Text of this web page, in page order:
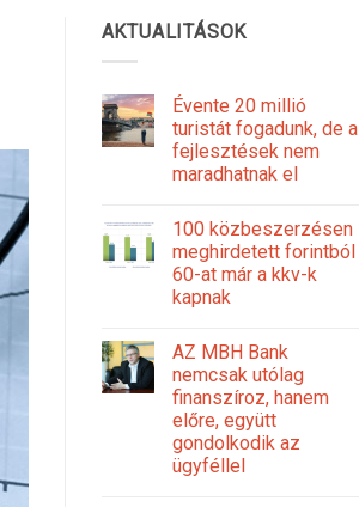
AKTUALITÁSOK
Évente 20 millió
turistát fogadunk, de a
fejlesztések nem
maradhatnak el
100 közbeszerzésen
meghirdetett forintból
60-at már a kkv-k
kapnak
AZ MBH Bank
nemcsak utólag
finanszíroz, hanem
előre, együtt
gondolkodik az
ügyféllel